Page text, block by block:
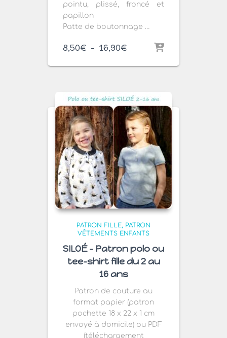
pointu, plissé, froncé et
papillon
Patte de boutonnage …
8,50€ – 16,90€
prix :
16,90€
PATRON FILLE
PATRON
VÊTEMENTS ENFANTS
SILOÉ – Patron polo ou
tee-shirt fille du 2 au
16 ans
Patron de couture au
format papier (patron
pochette 18 x 22 x 1 cm
envoyé à domicile) ou PDF
(téléchargement